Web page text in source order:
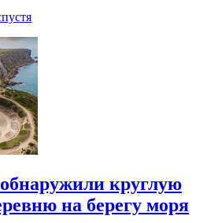
круглую
на берегу моря